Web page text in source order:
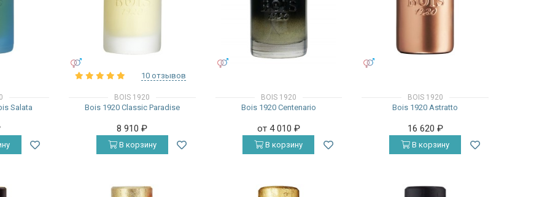
Salata
10 отзывов
BOIS 1920
Bois 1920 Classic Paradise
8 910₽
В корзину
BOIS 1920
Bois 1920 Centenario
от 4 010 ₽
В корзину
BOIS 1920
Bois 1920 Astratto
16 620 ₽
В корзину